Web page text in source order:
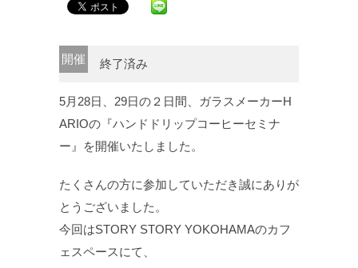
開催 終了済み
5月28日、29日の２日間、ガラスメーカーH
ARIOの『ハンドドリップコーヒーセミナ
ー』を開催いたしました。
たくさんの方に参加していただき誠にありが
とうございました。
今回はSTORY STORY YOKOHAMAのカフ
ェスペースにて、